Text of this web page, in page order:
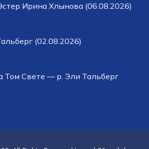
Ирина Хлынова (06.08.2026)
(02.08.2026)
Том Свете — р. Эли Тальберг